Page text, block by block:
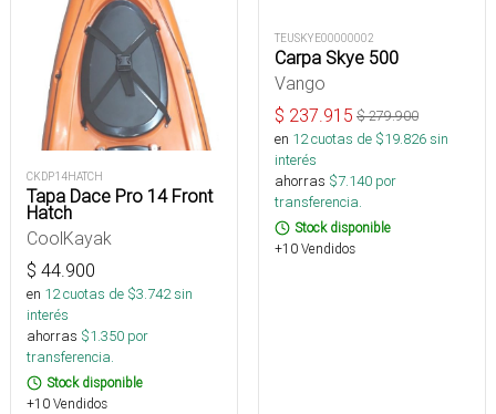
CKDP14HATCH
Tapa Dace Pro 14 Front
Hatch
CoolKayak
$ 44.900
en 12cuotas de $3.742sin
interés
ahorras $1.350 por
transferencia.
Stock disponible
+10 Vendidos
TEUSKYE00000002
Carpa Skye 500
Vango
$ 237.915 $279.900
en 12cuotas de $19.826sin
interés
ahorras $7.140 por
transferencia.
Stock disponible
+10 Vendidos